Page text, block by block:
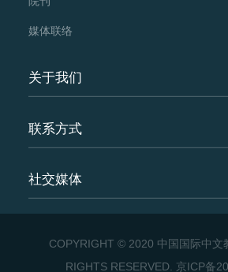
媒体联络
关于我们
联系方式
社交媒体
COPYRIGHT © 2020 中国国际中文
RIGHTS RESERVED. 京ICP备